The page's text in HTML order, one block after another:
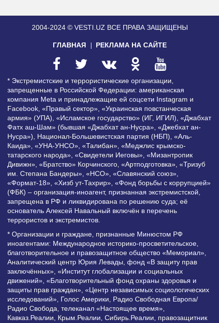
2004-2024 © VESTI.UZ ВСЕ ПРАВА ЗАЩИЩЕНЫ
ГЛАВНАЯ РЕКЛАМА НА САЙТЕ
* Экстремистские и террористические организации,
запрещенные в Российской Федерации: американская
компания Meta и принадлежащие ей соцсети Instagram и
Facebook, «Правый сектор», «Украинская повстанческая
армия» (УПА), «Исламское государство» (ИГ, ИГИЛ), «Джабхат
Фатх аш-Шам» (бывшая «Джабхат ан-Нусра», «Джебхат ан-
Нусра»), Национал-Большевистская партия (НБП), «Аль-
Каида», «УНА-УНСО», «Талибан», «Меджлис крымско-
татарского народа», «Свидетели Иеговы», «Мизантропик
Дивижн», «Братство» Корчинского, «Артподготовка», «Тризуб
им. Степана Бандеры», «НСО», «Славянский союз»,
«Формат-18», «Хизб ут-Тахрир», «Фонд борьбы с коррупцией»
(ФБК) – организация-иноагент, признанная экстремистской,
запрещена в РФ и ликвидирована по решению суда; её
основатель Алексей Навальный включён в перечень
террористов и экстремистов.
* Организации и граждане, признанные Минюстом РФ
иноагентами: Международное историко-просветительское,
благотворительное и правозащитное общество «Мемориал»,
Аналитический центр Юрия Левады, фонд «В защиту прав
заключённых», «Институт глобализации и социальных
движений», «Благотворительный фонд охраны здоровья и
защиты прав граждан», «Центр независимых социологических
исследований», Голос Америки, Радио Свободная Европа/
Радио Свобода, телеканал «Настоящее время»,
Кавказ.Реалии, Крым.Реалии, Сибирь.Реалии, правозащитник